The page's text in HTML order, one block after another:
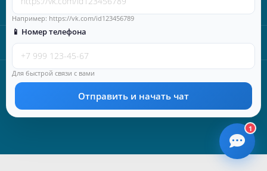
1
Например: https://vk.com/id123456789
📱 Номер телефона
Для быстрой связи с вами
Отправить и начать чат
Время работы
Наши контакты
Противопожарный интернет-магазин в Москве | ООО «Сказис» ©
2025